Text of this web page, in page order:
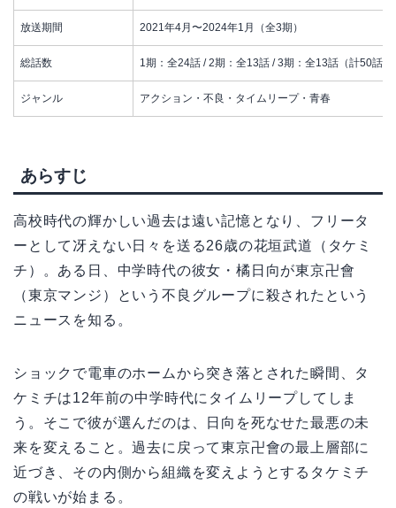
放送期間 2021年4月〜2024年1月（全3期）
総話数 1期：全24話 / 2期：全13話 / 3期：全13話（計50話）
ジャンル アクション・不良・タイムリープ・青春
あらすじ
高校時代の輝かしい過去は遠い記憶となり、フリータ
ーとして冴えない日々を送る26歳の花垣武道（タケミ
チ）。ある日、中学時代の彼女・橘日向が東京卍會
（東京マンジ）という不良グループに殺されたという
ニュースを知る。
ショックで電車のホームから突き落とされた瞬間、タ
ケミチは12年前の中学時代にタイムリープしてしま
う。そこで彼が選んだのは、日向を死なせた最悪の未
来を変えること。過去に戻って東京卍會の最上層部に
近づき、その内側から組織を変えようとするタケミチ
の戦いが始まる。